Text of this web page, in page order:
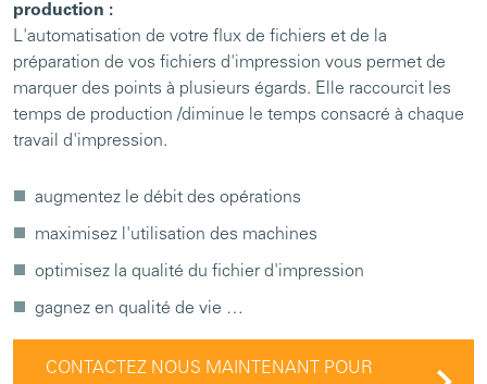
production :
L'automatisation de votre flux de fichiers et de la
préparation de vos fichiers d'impression vous permet de
marquer des points à plusieurs égards. Elle raccourcit les
temps de production /diminue le temps consacré à chaque
travail d'impression.
augmentez le débit des opérations
maximisez l'utilisation des machines
optimisez la qualité du fichier d'impression
gagnez en qualité de vie …
CONTACTEZ NOUS MAINTENANT POUR